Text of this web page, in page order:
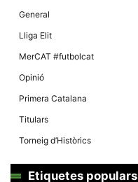
General
Lliga Elit
MerCAT #futbolcat
Opinió
Primera Catalana
Titulars
Torneig d’Històrics
Etiquetes populars